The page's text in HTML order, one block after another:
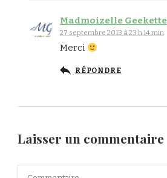
Madmoizelle Geekette
27 septembre 2013 à 23 h 14 min
Merci
RÉPONDRE
Laisser un commentaire